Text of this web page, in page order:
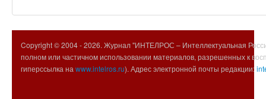
Copyright © 2004 -2026. Журнал "ИНТЕЛРОС – Интеллектуальная
полном или частичном использовании материалов, разрешенных к
гиперссылка на www.intelros.ru). Адрес электронной почты редакции: